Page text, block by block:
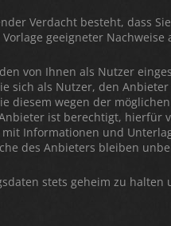
Verdacht besteht, dass
geeigneter Nachweise
von Ihnen als Nutzer
sich als Nutzer, den
diesem wegen der
ist berechtigt, hierfür
Informationen und
des Anbieters bleiben
stets geheim zu